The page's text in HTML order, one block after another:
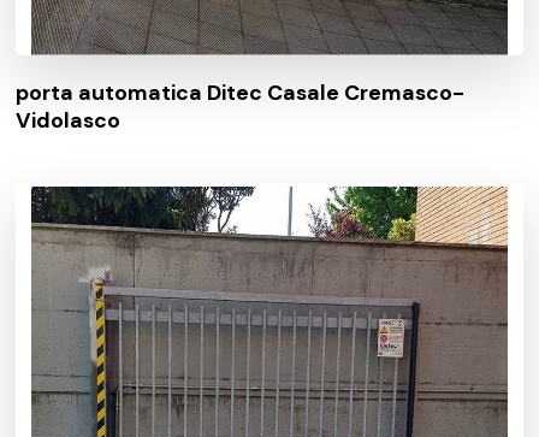
porta automatica Ditec Casale Cremasco-
Vidolasco